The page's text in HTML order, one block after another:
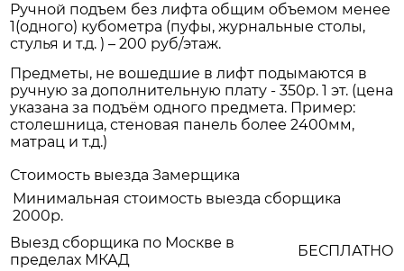
Ручной подъем без лифта общим объемом менее
1(одного) кубометра (пуфы, журнальные столы,
стулья и т.д. ) – 200 руб/этаж.
Предметы, не вошедшие в лифт подымаются в
ручную за дополнительную плату - 350р. 1 эт. (цена
указана за подъём одного предмета. Пример:
столешница, стеновая панель более 2400мм,
матрац и т.д.)
Стоимость выезда Замерщика
Минимальная стоимость выезда сборщика
2000р.
Выезд сборщика по Москве в
пределах МКАД
БЕСПЛАТНО